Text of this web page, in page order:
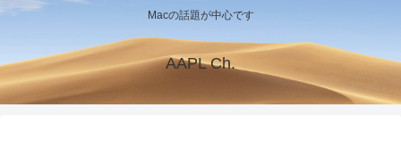
Macの話題が中心です
AAPL Ch.